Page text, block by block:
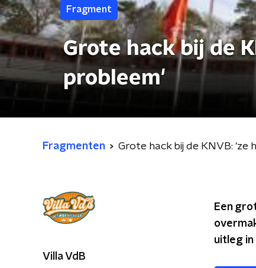
Fragment
Grote hack bij de
probleem'
Fragmenten Grote hack bij de KNVB:
Villa VdB
Een
uitleg in